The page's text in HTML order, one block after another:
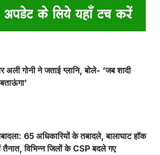
अली गोनी ने जताई ग्लानि, बोले- ‘जब शादी
65 अधिकारियों के तबादले, बालाघाट हॉक
विभिन्न जिलों के CSP बदले गए